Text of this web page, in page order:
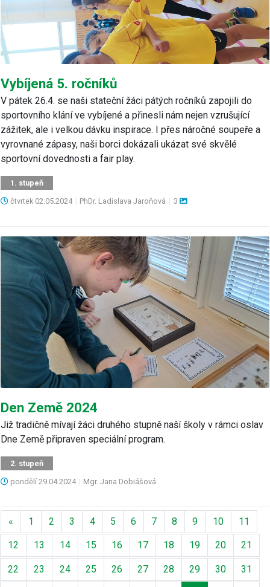
Vybíjená 5. ročníků
V pátek 26.4. se naši stateční žáci pátých ročníků zapojili do
sportovního klání ve vybíjené a přinesli nám nejen vzrušující
zážitek, ale i velkou dávku inspirace. I přes náročné soupeře a
vyrovnané zápasy, naši borci dokázali ukázat své skvělé
sportovní dovednosti a fair play.
1. stupeň
čtvrtek 02.05.2024 | PhDr. Ladislava Jaroňová | 3
Den Země 2024
Již tradičně mívají žáci druhého stupně naší školy v rámci oslav
Dne Země připraven speciální program.
2. stupeň
pondělí 29.04.2024 | Mgr. Jana Dobiášová
« Předchozí
1 2 3 4 5 6 7 8 9 10 11
12 13 14 15 16 17 18 19 20 21
22 23 24 25 26 27 28 29 30 31